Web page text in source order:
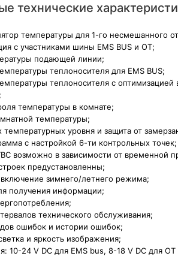
технические
температуры для 1-го несмешанного
с участниками шины EMS BUS и OT;
подающей линии;
теплоносителя для EMS BUS;
теплоносителя с
температуры в комнате;
температуры;
температурных уровня и защита от
с настройкой 6-ти контрольных точек;
возможно в зависимости от временной
предустановленны;
зимнего/летнего режима;
получения информации;
технического обслуживания;
ошибок и истории ошибок;
и яркость изображения;
10-24 V DC для EMS bus, 8-18 V DC для OT